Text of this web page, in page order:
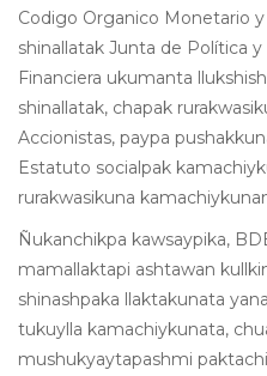
Codigo Organico Monetario
shinallatak Junta de Política
Financiera ukumanta
shinallatak, chapak
Accionistas, paypa
Estatuto socialpak
rurakwasikuna
Ñukanchikpa kawsaypika,
mamallaktapi ashtawan
shinashpaka llaktakunata
tukuylla kamachiykunata,
mushukyaytapashmi